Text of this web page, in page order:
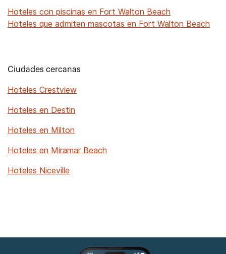
Hoteles con piscinas en Fort Walton Beach
Hoteles que admiten mascotas en Fort Walton Beach
Ciudades cercanas
Hoteles Crestview
Hoteles en Destin
Hoteles en Milton
Hoteles en Miramar Beach
Hoteles Niceville